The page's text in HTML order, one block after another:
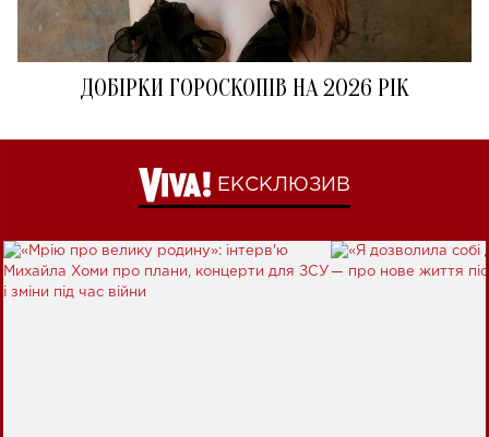
ДОБІРКИ ГОРОСКОПІВ НА 2026 РІК
ЕКСКЛЮЗИВ